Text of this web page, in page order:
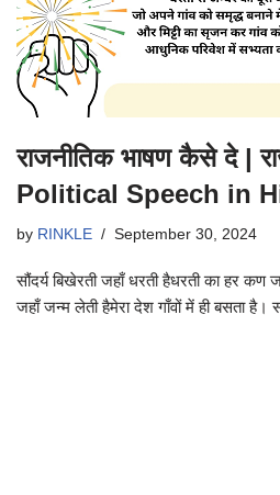
राजनीतिक भाषण कैसे दे |
Political Speech in
by RINKLE September 30, 2024
सौंदर्य बिखेरती जहाँ धरती हैधरती का हर
जहाँ जन्म लेती हैमेरा देश गाँवों में ही बसता है।